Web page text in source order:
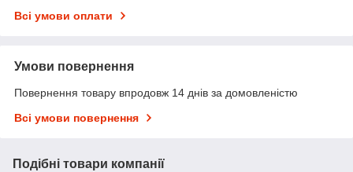
Всі умови оплати
Умови повернення
Повернення товару впродовж 14 днів за домовленістю
Всі умови повернення
Подібні товари компанії